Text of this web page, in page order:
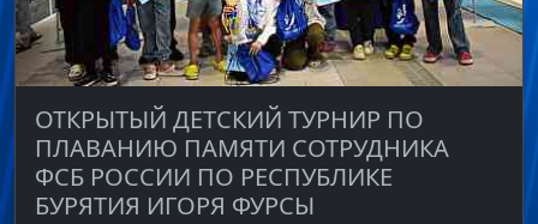
ОТКРЫТЫЙ ДЕТСКИЙ ТУРНИР ПО
ПЛАВАНИЮ ПАМЯТИ СОТРУДНИКА
ФСБ РОССИИ ПО РЕСПУБЛИКЕ
БУРЯТИЯ ИГОРЯ ФУРСЫ